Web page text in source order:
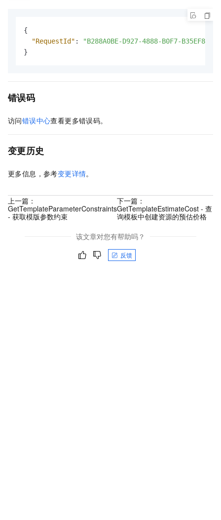
{
"RequestId" :
"B288A0BE-D927-4888-B0F7-
}
错误码
访问错误中心查看更多错误码。
变更历史
更多信息，参考变更详情。
上一篇：
GetTemplateParameterConstraints
- 获取模版参数约束
下一篇：
GetTemplateEstimateCost - 查
询模板中创建资源的预估价格
该文章对您有帮助吗？
反馈